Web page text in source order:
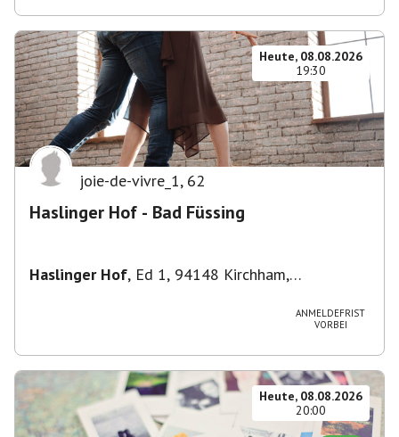
Heute, 08.08.2026
19:30
joie-de-vivre_1, 62
Haslinger Hof - Bad Füssing
Haslinger Hof, Ed 1, 94148 Kirchham,
ANMELDEFRIST
VORBEI
Heute, 08.08.2026
20:00